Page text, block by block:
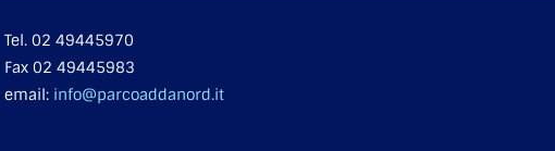
Tel. 02 49445970
Fax 02 49445983
email: info@parcoaddanord.it